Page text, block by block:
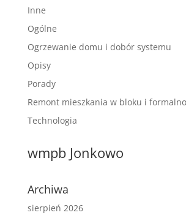
Inne
Ogólne
Ogrzewanie domu i dobór systemu
Opisy
Porady
Remont mieszkania w bloku i
Technologia
wmpb Jonkowo
Archiwa
sierpień 2026